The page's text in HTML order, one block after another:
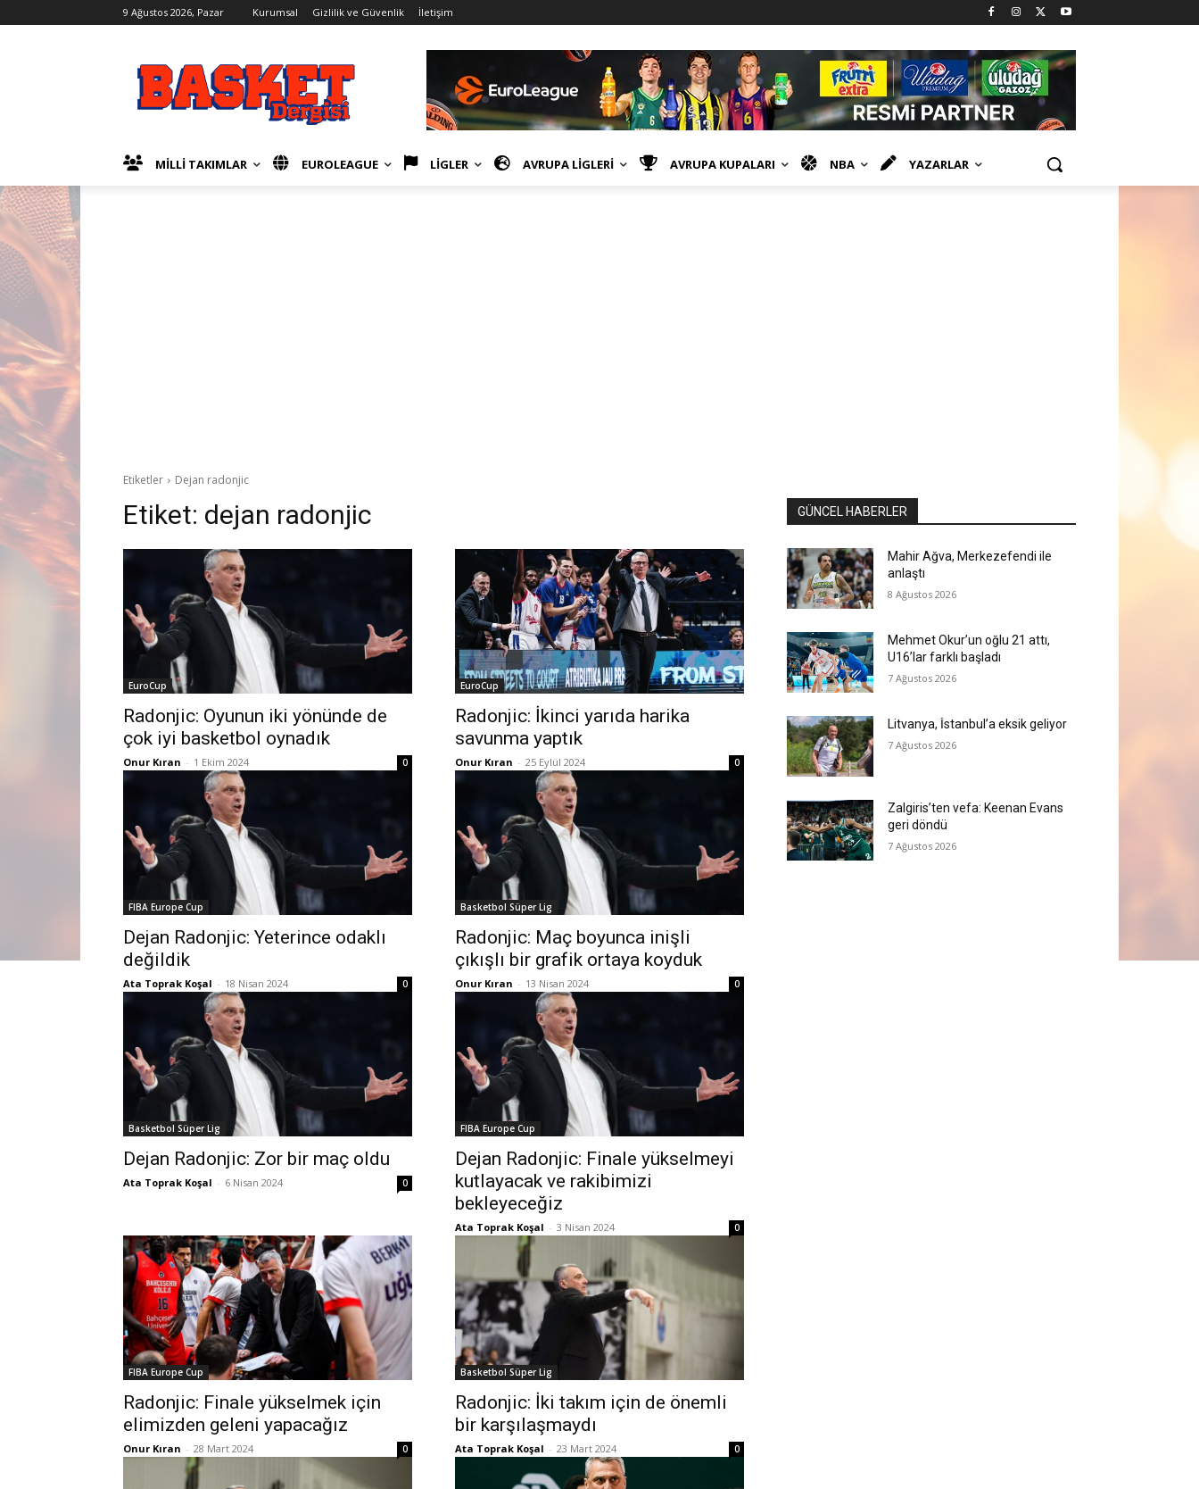
9 Ağustos 2026, Pazar Kurumsal Gizlilik ve Güvenlik İletişim
MİLLİ TAKIMLAR EUROLEAGUE LİGLER AVRUPA LİGLERİ AVRUPA KUPALARI NBA YAZARLAR
Etiketler Dejan radonjic
Etiket: dejan radonjic
EuroCup
Radonjic: Oyunun iki yönünde de
çok iyi basketbol oynadık
Onur Kıran - 1 Ekim 2024 0
EuroCup
Radonjic: İkinci yarıda harika
savunma yaptık
Onur Kıran - 25 Eylül 2024 0
FIBA Europe Cup
Dejan Radonjic: Yeterince odaklı
değildik
Ata Toprak Koşal - 18 Nisan 2024 0
Basketbol Süper Lig
Radonjic: Maç boyunca inişli
çıkışlı bir grafik ortaya koyduk
Onur Kıran - 13 Nisan 2024 0
Basketbol Süper Lig
Dejan Radonjic: Zor bir maç oldu
Ata Toprak Koşal - 6 Nisan 2024 0
FIBA Europe Cup
Dejan Radonjic: Finale yükselmeyi
kutlayacak ve rakibimizi
bekleyeceğiz
Ata Toprak Koşal - 3 Nisan 2024 0
FIBA Europe Cup
Radonjic: Finale yükselmek için
elimizden geleni yapacağız
Onur Kıran - 28 Mart 2024 0
Basketbol Süper Lig
Radonjic: İki takım için de önemli
bir karşılaşmaydı
Ata Toprak Koşal - 23 Mart 2024 0
GÜNCEL HABERLER
Mahir Ağva, Merkezefendi ile
anlaştı
8 Ağustos 2026
Mehmet Okur’un oğlu 21 attı,
U16’lar farklı başladı
7 Ağustos 2026
Litvanya, İstanbul’a eksik geliyor
7 Ağustos 2026
Zalgiris’ten vefa: Keenan Evans
geri döndü
7 Ağustos 2026